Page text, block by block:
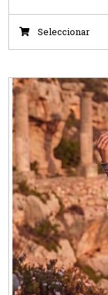
Seleccionar